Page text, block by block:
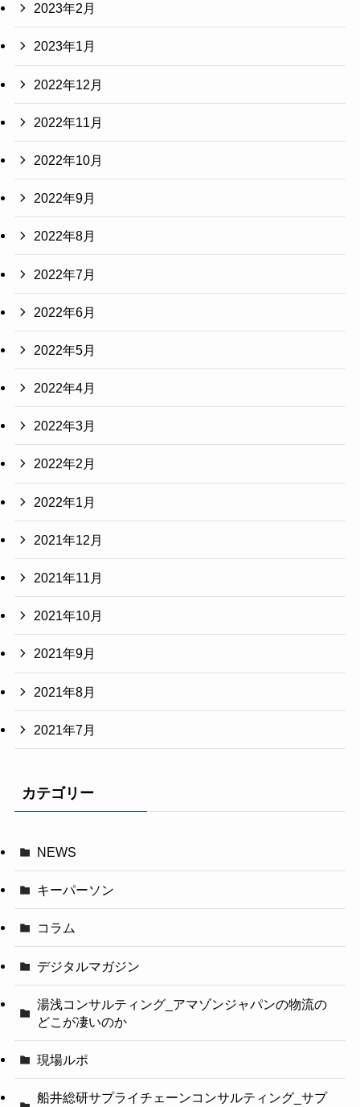
2023年2月
2023年1月
2022年12月
2022年11月
2022年10月
2022年9月
2022年8月
2022年7月
2022年6月
2022年5月
2022年4月
2022年3月
2022年2月
2022年1月
2021年12月
2021年11月
2021年10月
2021年9月
2021年8月
2021年7月
カテゴリー
NEWS
キーパーソン
コラム
デジタルマガジン
湯浅コンサルティング_アマゾンジャパンの物流の
どこが凄いのか
現場ルポ
船井総研サプライチェーンコンサルティング_サプ